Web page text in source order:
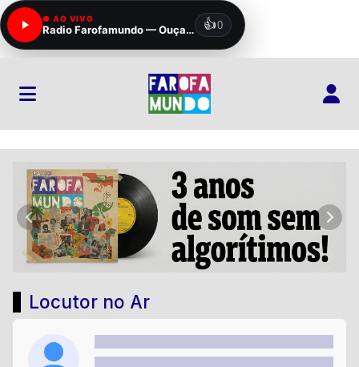
Rádio Farofamundo
Anterior
Locutor no Ar